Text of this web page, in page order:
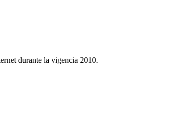
durante la vigencia 2010.